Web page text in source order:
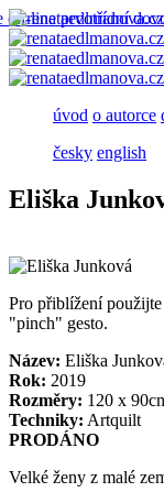
úvod o autorce
česky english
Eliška
Pro přiblížení
"pinch" gesto.
Název: Eliška
Rok: 2019
Rozměry: 120 x
Techniky: Artquilt
PRODÁNO
Velké ženy z malé